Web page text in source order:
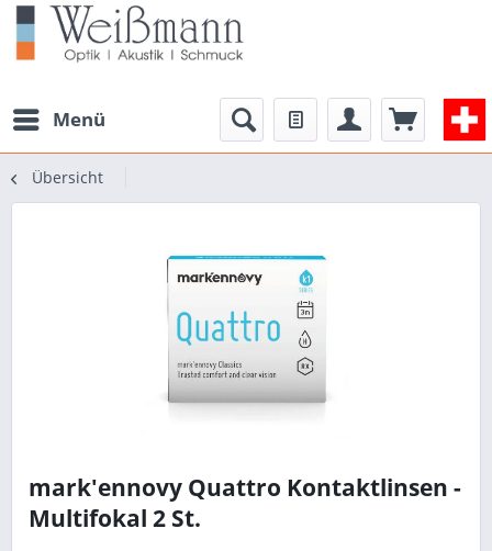
Menü
Übersicht
mark'ennovy Quattro Kontaktlinsen -
Multifokal 2 St.